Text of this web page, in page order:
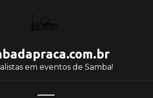
em eventos de Samba!